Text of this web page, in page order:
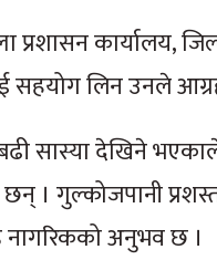
कार्यालय,
सहयोग लिन उनले
बढी सास्या देखिने
। गुल्कोजपानी
अनुभव छ ।